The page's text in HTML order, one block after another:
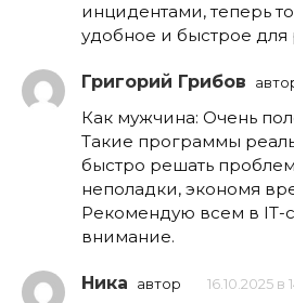
инцидентами, теперь
удобное и быстрое для
Григорий Грибов
Как мужчина: Очень
Такие программы
быстро решать
неполадки, экономя
Рекомендую всем в IT-
внимание.
Ника автор 16.10.2025 в